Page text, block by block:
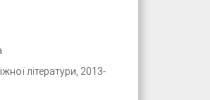
літератури, 2013-